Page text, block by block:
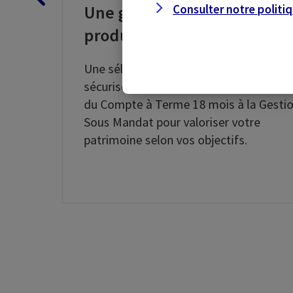
Une gamme exclusive de
produits d'épargne
Une sélection de solutions d’épargne
sécurisée et de placements financiers :
du Compte à Terme 18 mois à la
Sous Mandat pour valoriser votre
patrimoine selon vos objectifs.
Consulter notre